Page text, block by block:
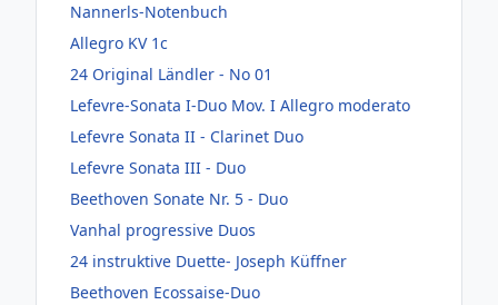
Nannerls-Notenbuch
Allegro KV 1c
24 Original Ländler - No 01
Lefevre-Sonata I-Duo Mov. I Allegro moderato
Lefevre Sonata II - Clarinet Duo
Lefevre Sonata III - Duo
Beethoven Sonate Nr. 5 - Duo
Vanhal progressive Duos
24 instruktive Duette- Joseph Küffner
Beethoven Ecossaise-Duo